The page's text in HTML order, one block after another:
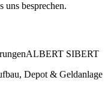
uns besprechen.
ALBERT SIBERT
Depot & Geldanlage